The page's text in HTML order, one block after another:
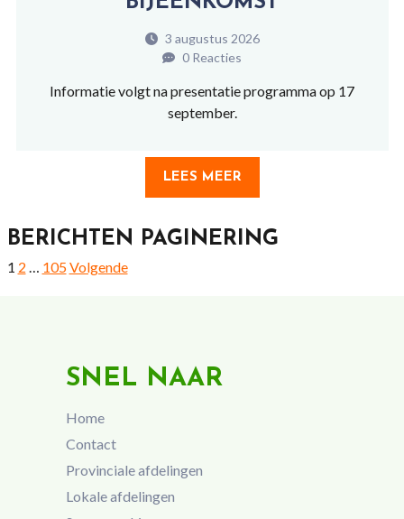
3 augustus 2026
0 Reacties
Informatie volgt na presentatie programma op 17
september.
LEES MEER
BERICHTEN PAGINERING
1 2 … 105Volgende
SNEL NAAR
Home
Contact
Provinciale afdelingen
Lokale afdelingen